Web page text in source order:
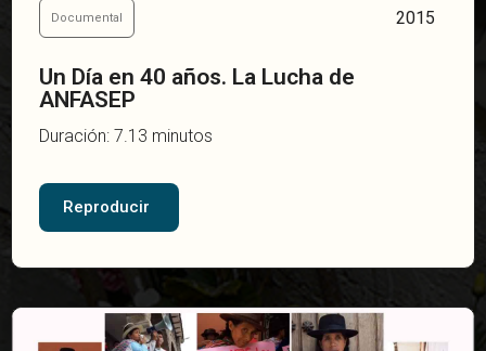
Documental 2015
Un Día en 40 años. La Lucha de
ANFASEP
Duración: 7.13 minutos
Reproducir